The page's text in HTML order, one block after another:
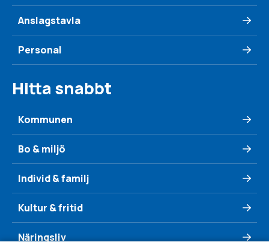
Anslagstavla
Personal
Hitta snabbt
Kommunen
Bo & miljö
Individ & familj
Kultur & fritid
Näringsliv